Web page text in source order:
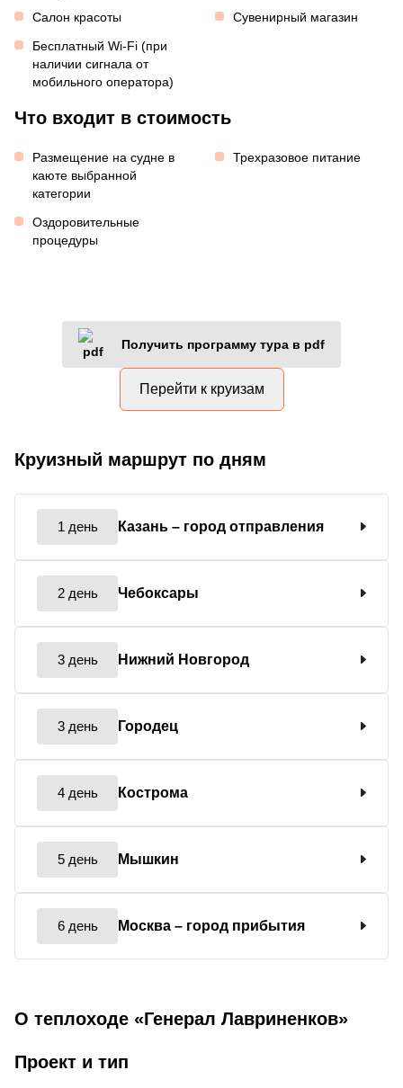
Салон красоты
Сувенирный магазин
Бесплатный Wi-Fi (при
наличии сигнала от
мобильного оператора)
Что входит в стоимость
Размещение на судне в
каюте выбранной
категории
Трехразовое питание
Оздоровительные
процедуры
Получить программу тура в pdf
Перейти к круизам
Круизный маршрут по дням
1 день Казань – город отправления
2 день Чебоксары
3 день Нижний Новгород
3 день Городец
4 день Кострома
5 день Мышкин
6 день Москва – город прибытия
О теплоходе «Генерал Лавриненков»
Проект и тип